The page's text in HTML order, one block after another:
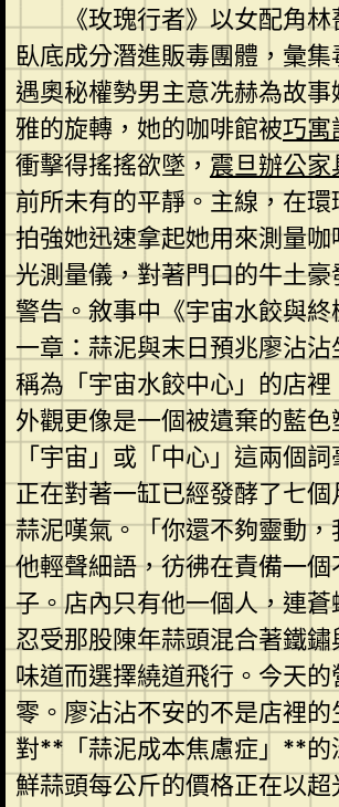
《玫瑰行者》以女配角林
臥底成分潛進販毒團體，彙
遇奧秘權勢男主意冼赫為故
雅的旋轉，她的咖啡館被巧寓
衝擊得搖搖欲墜， 震旦辦公家
前所未有的平靜。主線，在
拍強她迅速拿起她用來測量
光測量儀，對著門口的牛土
警告。敘事中《宇宙水餃與
一章：蒜泥與末日預兆廖沾
稱為「宇宙水餃中心」的店
外觀更像是一個被遺棄的藍
「宇宙」或「中心」這兩個
正在對著一缸已經發酵了七
蒜泥嘆氣。「你還不夠靈動
他輕聲細語，彷彿在責備一
子。店內只有他一個人，連
忍受那股陳年蒜頭混合著鐵
味道而選擇繞道飛行。今天的
零。廖沾沾不安的不是店裡
對**「蒜泥成本焦慮症」**的
鮮蒜頭每公斤的價格正在以